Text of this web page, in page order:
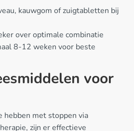
kauwgom of zuigtabletten bij
over optimale combinatie
8-12 weken voor beste
voor
hebben met stoppen via
zijn er effectieve